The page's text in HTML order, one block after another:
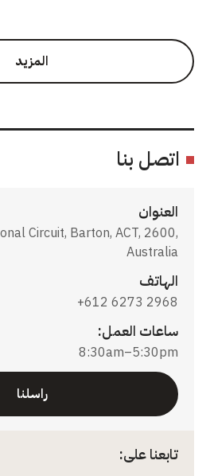
المزيد
اتصل بنا
العنوان
Circuit, Barton, ACT, 2600,
Australia
الهاتف
+612 6273 2968
ساعات العمل:
8:30am–5:30pm
راسلنا
تابعنا على: